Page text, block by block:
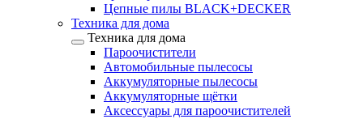
Цепные пилы BLACK+DECKER
Техника для дома
Техника для дома
Пароочистители
Автомобильные пылесосы
Аккумуляторные пылесосы
Аккумуляторные щётки
Аксессуары для пароочистителей